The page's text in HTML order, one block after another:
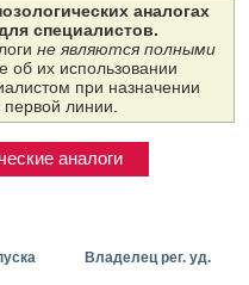
аналогах
специалистов.
не являются полными
об их использовании
при назначении
линии.
аналоги
Владелец рег. уд.